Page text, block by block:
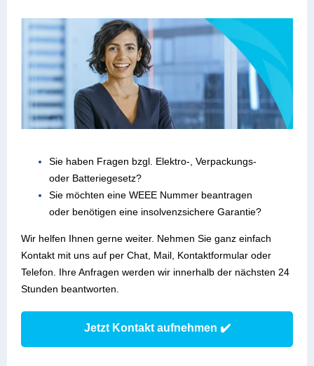
Sie haben Fragen bzgl. Elektro-, Verpackungs-
oder Batteriegesetz?
Sie möchten eine WEEE Nummer beantragen
oder benötigen eine insolvenzsichere Garantie?
Wir helfen Ihnen gerne weiter. Nehmen Sie ganz einfach
Kontakt mit uns auf per Chat, Mail, Kontaktformular oder
Telefon. Ihre Anfragen werden wir innerhalb der nächsten 24
Stunden beantworten.
Jetzt Kontakt aufnehmen ✔️